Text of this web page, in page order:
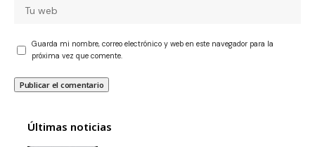
Guarda mi nombre, correo electrónico y web en este navegador para la
próxima vez que comente.
Últimas noticias